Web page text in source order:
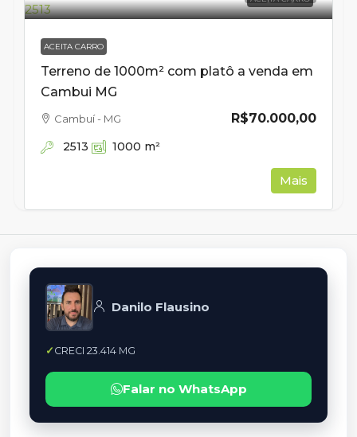
ACEITA CARRO
Terreno de 1000m² com platô a venda em
Cambui MG
R$70.000,00
Cambuí - MG
2513 1000 m²
Mais
Danilo Flausino
CRECI 23.414 MG
Falar no WhatsApp